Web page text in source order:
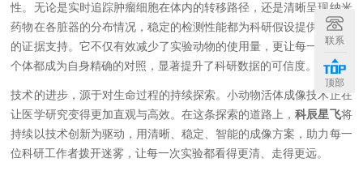
性。无论是实时追踪肿瘤细胞在体内的转移路径，还是清晰呈现纳米
药物在各脏器的分布情况，稳定的检测性能都为科研假设提供了直观
的证据支持。它不仅有效减少了实验动物的使用量，更让每一个实验
个体都成为自身精确的对照，显著提升了科研数据的可信度。
技术的进步，源于对生命过程的持续探索。小动物活体成像技术正在
让医学研究变得更加直观与高效。在这条探索的道路上，科辰星飞将
持续以技术创新为驱动，用清晰、稳定、智能的成像方案，助力每一
位科研工作者拨开迷雾，让每一次实验都看得更清、走得更远。
联系
顶部